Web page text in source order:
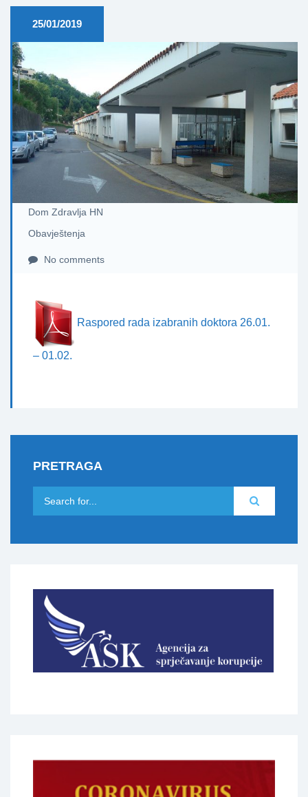
25/01/2019
Dom Zdravlja HN
Obavještenja
No comments
Raspored rada izabranih doktora 26.01.
– 01.02.
PRETRAGA